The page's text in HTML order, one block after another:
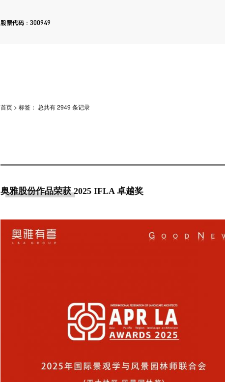
股票代码： 300949
首页 > 标签： 总共有 2949 条记录
奥雅股份作品荣获 2025 IFLA 卓越奖